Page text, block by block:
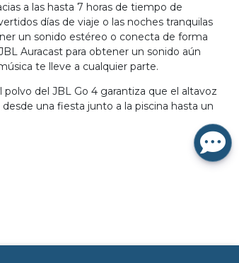
a las hasta 7 horas de tiempo de
días de viaje o las noches tranquilas
un sonido estéreo o conecta de forma
Auracast para obtener un sonido aún
te lleve a cualquier parte.
del JBL Go 4 garantiza que el altavoz
una fiesta junto a la piscina hasta un